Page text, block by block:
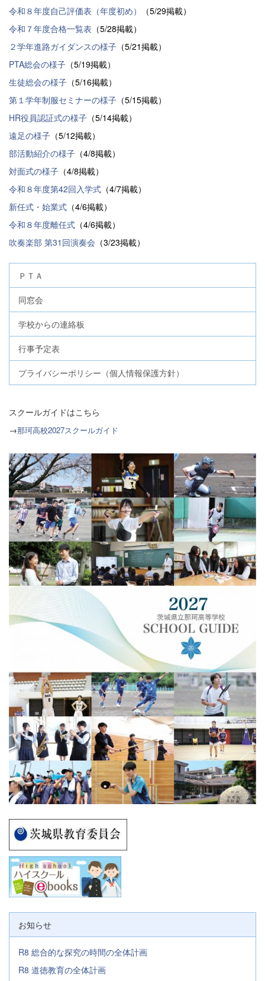
令和８年度自己評価表（年度初め）
（5/29掲載）
令和７年度合格一覧表 （5/28掲載）
２学年進路ガイダンスの様子 （5/21掲載）
PTA総会の様子 （5/19掲載）
生徒総会の様子 （5/16掲載）
第１学年制服セミナーの様子 （5/15掲載）
HR役員認証式の様子 （5/14掲載）
遠足の様子 （5/12掲載）
部活動紹介の様子 （4/8掲載）
対面式の様子 （4/8掲載）
令和８年度第42回入学式 （4/7掲載）
新任式・始業式 （4/6掲載）
令和８年度離任式 （4/6掲載）
吹奏楽部 第31回演奏会 （3/23掲載）
ＰＴＡ
同窓会
学校からの連絡板
行事予定表
プライバシーポリシー（個人情報保護方針）
スクールガイドはこちら
→那珂高校2027スクールガイド
お知らせ
R8 総合的な探究の時間の全体計画
R8 道徳教育の全体計画